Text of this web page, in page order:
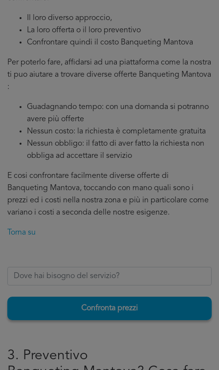
Il loro diverso approccio,
La loro offerta o il loro preventivo
Confrontare quindi il costo Banqueting Mantova
Per poterlo fare, affidarsi ad una piattaforma come la nostra
ti puo aiutare a trovare diverse offerte Banqueting Mantova
:
Guadagnando tempo: con una domanda si potranno
avere più offerte
Nessun costo: la richiesta è completamente gratuita
Nessun obbligo: il fatto di aver fatto la richiesta non
obbliga ad accettare il servizio
E cosi confrontare facilmente diverse offerte di
Banqueting Mantova, toccando con mano quali sono i
prezzi ed i costi nella nostra zona e più in particolare come
variano i costi a seconda delle nostre esigenze.
Torna su
Confronta prezzi
3. Preventivo